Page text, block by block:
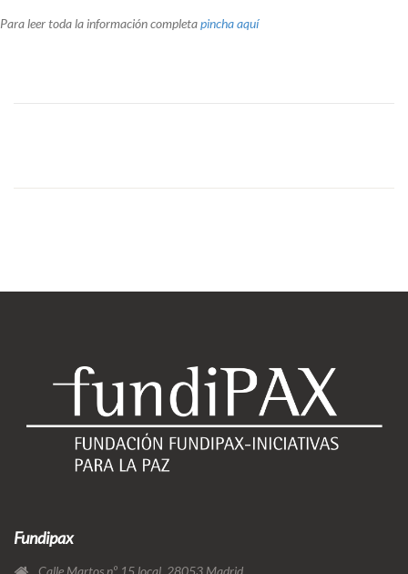
Para leer toda la información completapincha aquí
Fundipax
Calle Martos nº 15 local, 28053 Madrid